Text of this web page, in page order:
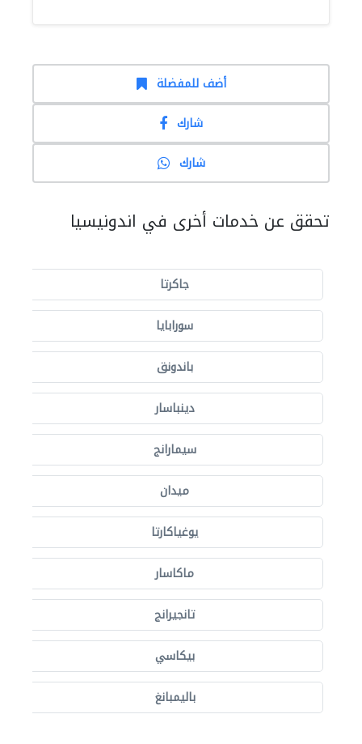
أضف للمفضلة
شارك
شارك
تحقق عن خدمات أخرى في اندونيسيا
جاكرتا
سورابايا
باندونق
دينباسار
سيمارانج
ميدان
يوغياكارتا
ماكاسار
تانجيرانج
بيكاسي
باليمبانغ